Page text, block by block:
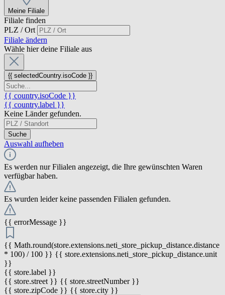
Meine Filiale
Filiale finden
PLZ / Ort
Filiale ändern
Wähle hier deine Filiale aus
{{ selectedCountry.isoCode }}
{{ country.isoCode }}
{{ country.label }}
Keine Länder gefunden.
Suche
Auswahl aufheben
Es werden nur Filialen angezeigt, die Ihre gewünschten Waren
verfügbar haben.
Es wurden leider keine passenden Filialen gefunden.
{{ errorMessage }}
{{ Math.round(store.extensions.neti_store_pickup_distance.distance
* 100) / 100 }} {{ store.extensions.neti_store_pickup_distance.unit
}}
{{ store.label }}
{{ store.street }} {{ store.streetNumber }}
{{ store.zipCode }} {{ store.city }}